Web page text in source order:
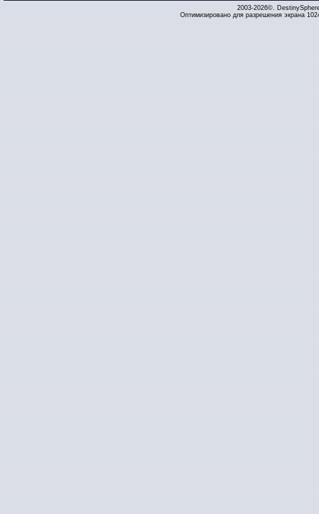
2003-2026©.
Оптимизировано для разрешения экрана